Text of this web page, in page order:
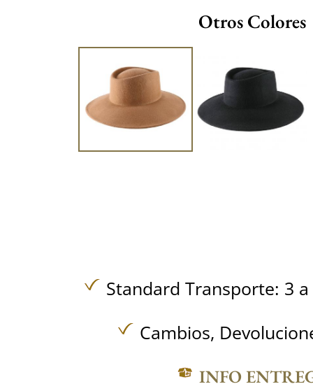
Otros Colores
Standard Transporte: 3
Cambios,
INFO